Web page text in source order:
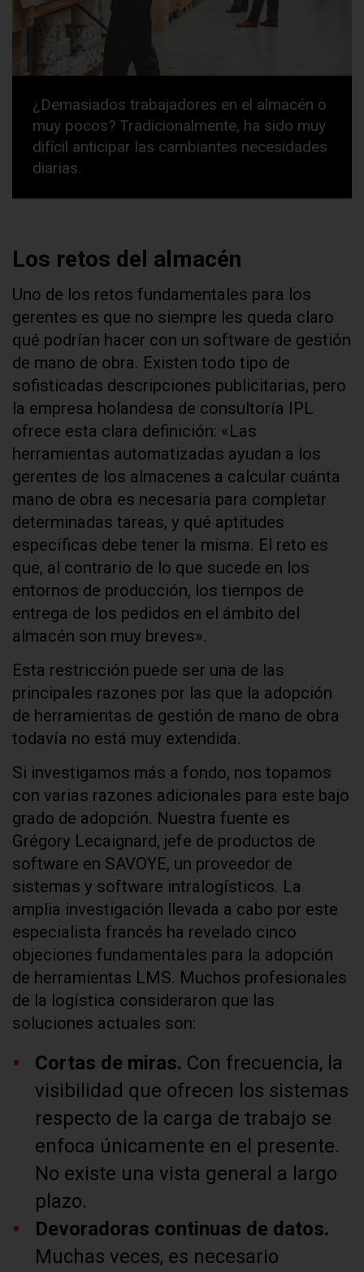
¿Demasiados trabajadores en el almacén o
muy pocos? Tradicionalmente, ha sido muy
difícil anticipar las cambiantes necesidades
diarias.
Los retos del almacén
Uno de los retos fundamentales para los
gerentes es que no siempre les queda claro
qué podrían hacer con un software de gestión
de mano de obra. Existen todo tipo de
sofisticadas descripciones publicitarias, pero
la empresa holandesa de consultoría IPL
ofrece esta clara definición: «Las
herramientas automatizadas ayudan a los
gerentes de los almacenes a calcular cuánta
mano de obra es necesaria para completar
determinadas tareas, y qué aptitudes
específicas debe tener la misma. El reto es
que, al contrario de lo que sucede en los
entornos de producción, los tiempos de
entrega de los pedidos en el ámbito del
almacén son muy breves».
Esta restricción puede ser una de las
principales razones por las que la adopción
de herramientas de gestión de mano de obra
todavía no está muy extendida.
Si investigamos más a fondo, nos topamos
con varias razones adicionales para este bajo
grado de adopción. Nuestra fuente es
Grégory Lecaignard, jefe de productos de
software en SAVOYE, un proveedor de
sistemas y software intralogísticos. La
amplia investigación llevada a cabo por este
especialista francés ha revelado cinco
objeciones fundamentales para la adopción
de herramientas LMS. Muchos profesionales
de la logística consideraron que las
soluciones actuales son:
Cortas de miras. Con frecuencia, la
visibilidad que ofrecen los sistemas
respecto de la carga de trabajo se
enfoca únicamente en el presente.
No existe una vista general a largo
plazo.
Devoradoras continuas de datos.
Muchas veces, es necesario